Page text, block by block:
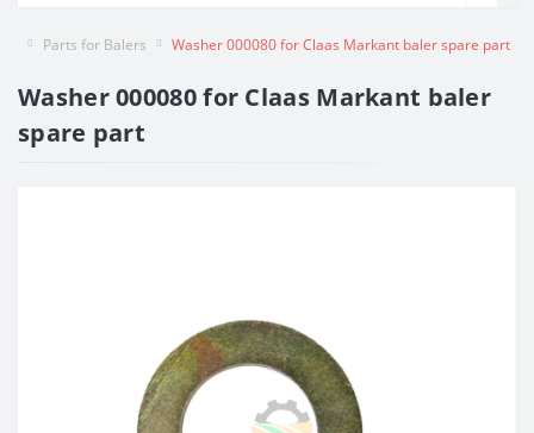
Parts for Balers Washer 000080 for Claas Markant baler spare part
Washer 000080 for Claas Markant baler
spare part